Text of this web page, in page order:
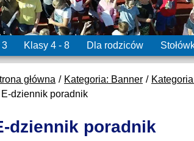
3 Klasy 4 - 8 Dla rodziców
główna Kategoria: Banner
E-dziennik poradnik
dziennik poradnik